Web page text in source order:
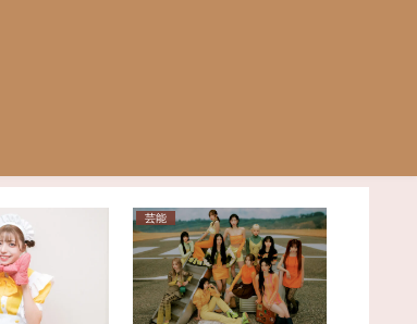
芸能